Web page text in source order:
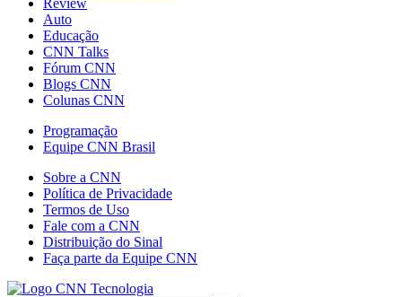
Auto
Educação
CNN Talks
Fórum CNN
Blogs CNN
Colunas CNN
Programação
Equipe CNN Brasil
Sobre a CNN
Política de Privacidade
Termos de Uso
Fale com a CNN
Distribuição do Sinal
Faça parte da Equipe CNN